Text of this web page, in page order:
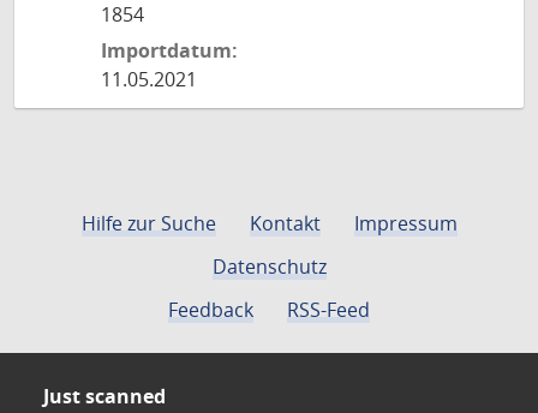
1854
Importdatum:
11.05.2021
Hilfe zur Suche Kontakt
Impressum
Datenschutz
Feedback
RSS-Feed
Just scanned